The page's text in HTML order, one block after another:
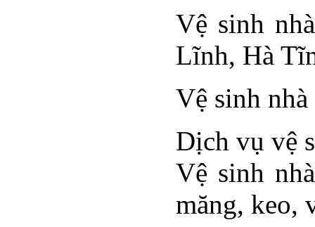
Vệ sinh
Lĩnh, Hà
Vệ sinh
Dịch vụ vệ
Vệ sinh
măng, keo,